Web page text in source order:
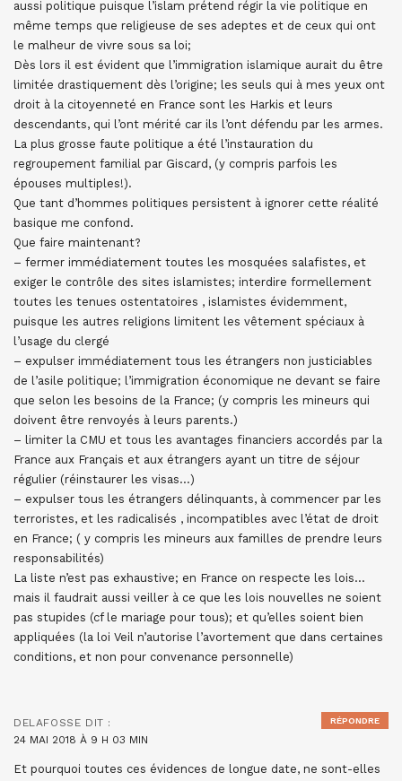
aussi politique puisque l’islam prétend régir la vie politique en
même temps que religieuse de ses adeptes et de ceux qui ont
le malheur de vivre sous sa loi;
Dès lors il est évident que l’immigration islamique aurait du être
limitée drastiquement dès l’origine; les seuls qui à mes yeux ont
droit à la citoyenneté en France sont les Harkis et leurs
descendants, qui l’ont mérité car ils l’ont défendu par les armes.
La plus grosse faute politique a été l’instauration du
regroupement familial par Giscard, (y compris parfois les
épouses multiples!).
Que tant d’hommes politiques persistent à ignorer cette réalité
basique me confond.
Que faire maintenant?
– fermer immédiatement toutes les mosquées salafistes, et
exiger le contrôle des sites islamistes; interdire formellement
toutes les tenues ostentatoires , islamistes évidemment,
puisque les autres religions limitent les vêtement spéciaux à
l’usage du clergé
– expulser immédiatement tous les étrangers non justiciables
de l’asile politique; l’immigration économique ne devant se faire
que selon les besoins de la France; (y compris les mineurs qui
doivent être renvoyés à leurs parents.)
– limiter la CMU et tous les avantages financiers accordés par la
France aux Français et aux étrangers ayant un titre de séjour
régulier (réinstaurer les visas…)
– expulser tous les étrangers délinquants, à commencer par les
terroristes, et les radicalisés , incompatibles avec l’état de droit
en France; ( y compris les mineurs aux familles de prendre leurs
responsabilités)
La liste n’est pas exhaustive; en France on respecte les lois…
mais il faudrait aussi veiller à ce que les lois nouvelles ne soient
pas stupides (cf le mariage pour tous); et qu’elles soient bien
appliquées (la loi Veil n’autorise l’avortement que dans certaines
conditions, et non pour convenance personnelle)
DELAFOSSE DIT :
24 MAI 2018 À 9 H 03 MIN
Et pourquoi toutes ces évidences de longue date, ne sont-elles
RÉPONDRE